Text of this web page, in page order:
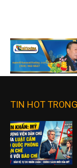
TIN HOT